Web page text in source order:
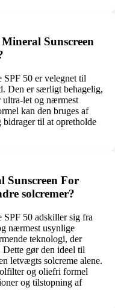
Sunscreen
SPF 50 er velegnet til
Den er særligt behagelig,
ultra-let og nærmest
kan den bruges af
bidrager til at opretholde
Sunscreen For
solcremer?
SPF 50 adskiller sig fra
nærmest usynlige
teknologi, der
Dette gør den ideel til
letvægts solcreme alene.
og oliefri formel
og tilstopning af